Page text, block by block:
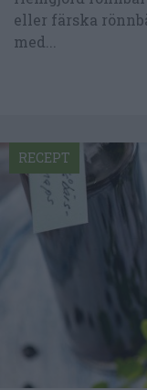
eller färska
med...
RECEPT